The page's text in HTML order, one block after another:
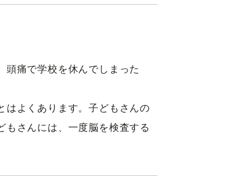
頭痛で学校を休んでしまった
はよくあります。子どもさんの
もさんには、一度脳を検査する